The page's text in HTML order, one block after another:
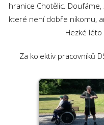
hranice Chotělic.
které není dobře nikomu,
Hezké
Za kolektiv pracovníků